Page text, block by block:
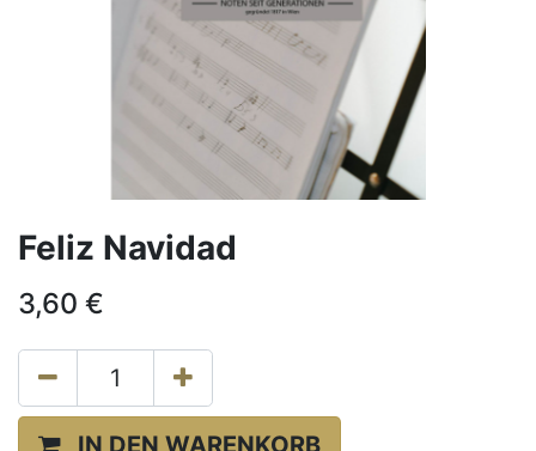
Feliz Navidad
3,60 €
IN DEN WARENKORB